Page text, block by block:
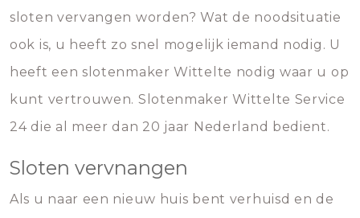
sloten vervangen worden? Wat de noodsituatie
ook is, u heeft zo snel mogelijk iemand nodig. U
heeft een slotenmaker Wittelte nodig waar u op
kunt vertrouwen. Slotenmaker Wittelte Service
24 die al meer dan 20 jaar Nederland bedient.
Sloten vervnangen
Als u naar een nieuw huis bent verhuisd en de